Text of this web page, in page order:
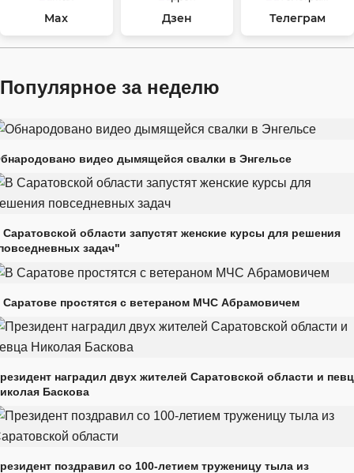
Max Дзен Телеграм
Популярное за неделю
видео дымящейся свалки в Энгельсе
Саратовской области запустят женские курсы для решения
задач"
Саратове простятся с ветераном МЧС Абрамовичем
наградил двух жителей Саратовской области и
Баскова
поздравил со 100-летием труженицу тыла из